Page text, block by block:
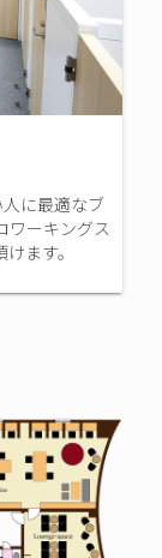
に最適なブ
ワーキングス
ます。